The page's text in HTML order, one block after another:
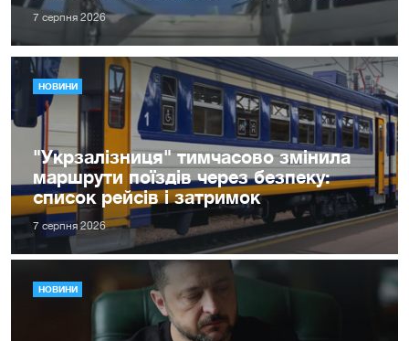
7 серпня 2026
НОВИНИ
"Укрзалізниця" тимчасово змінила
маршрути поїздів через безпеку:
список рейсів і затримок
7 серпня 2026
НОВИНИ